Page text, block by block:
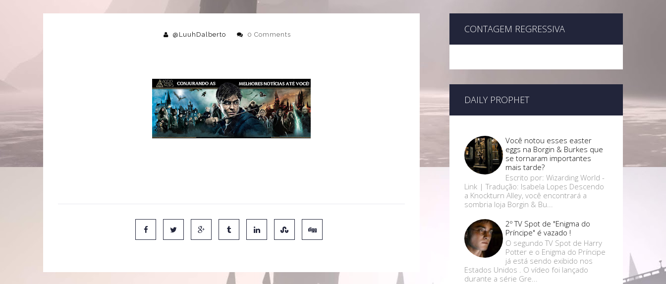
@LuuhDalberto 0 Comments CONTAGEM REGRESSIVA
DAILY PROPHET
Você notou esses easter
eggs na Borgin & Burkes que
se tornaram importantes
mais tarde?
Escrito por: Wizarding World -
Link | Tradução: Isabela Lopes Descendo
a Knockturn Alley, você encontrará a
sombria loja Borgin & Bu...
2º TV Spot de "Enigma do
Príncipe" é vazado !
O segundo TV Spot de Harry
Potter e o Enigma do Príncipe
já está sendo exibido nos
Estados Unidos . O vídeo foi lançado
durante a série Gre...